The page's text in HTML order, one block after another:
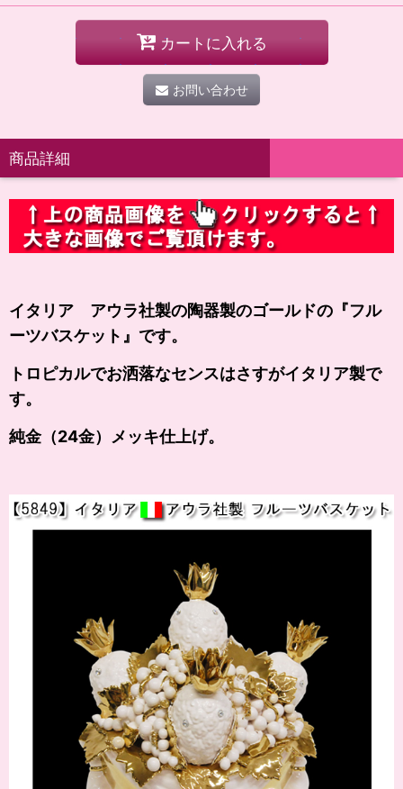
カートに入れる
お問い合わせ
商品詳細
イタリア アウラ社製の陶器製のゴールドの 『フル
ーツバスケット』 です。
トロピカルでお洒落なセンスはさすがイタリア製で
す。
純金（24金）メッキ仕上げ。